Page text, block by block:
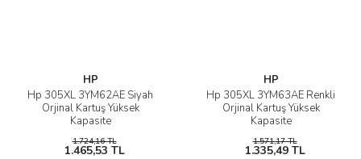
HP
Hp 305XL 3YM62AE Siyah
Orjinal Kartuş Yüksek
Kapasite
1.724,16 TL
1.465,53 TL
HP
Hp 305XL 3YM63AE Renkli
Orjinal Kartuş Yüksek
Kapasite
1.571,17 TL
1.335,49 TL